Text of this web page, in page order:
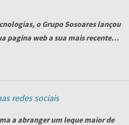
o Grupo Sosoares lançou
pagina web a sua mais recente
...
redes sociais
a abranger um leque maior de